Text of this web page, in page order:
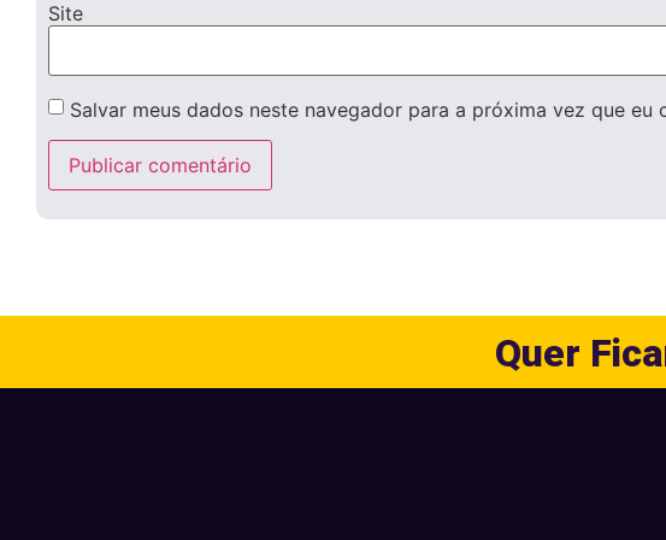
Site
Salvar meus dados neste navegador para a próxima vez que eu
Quer